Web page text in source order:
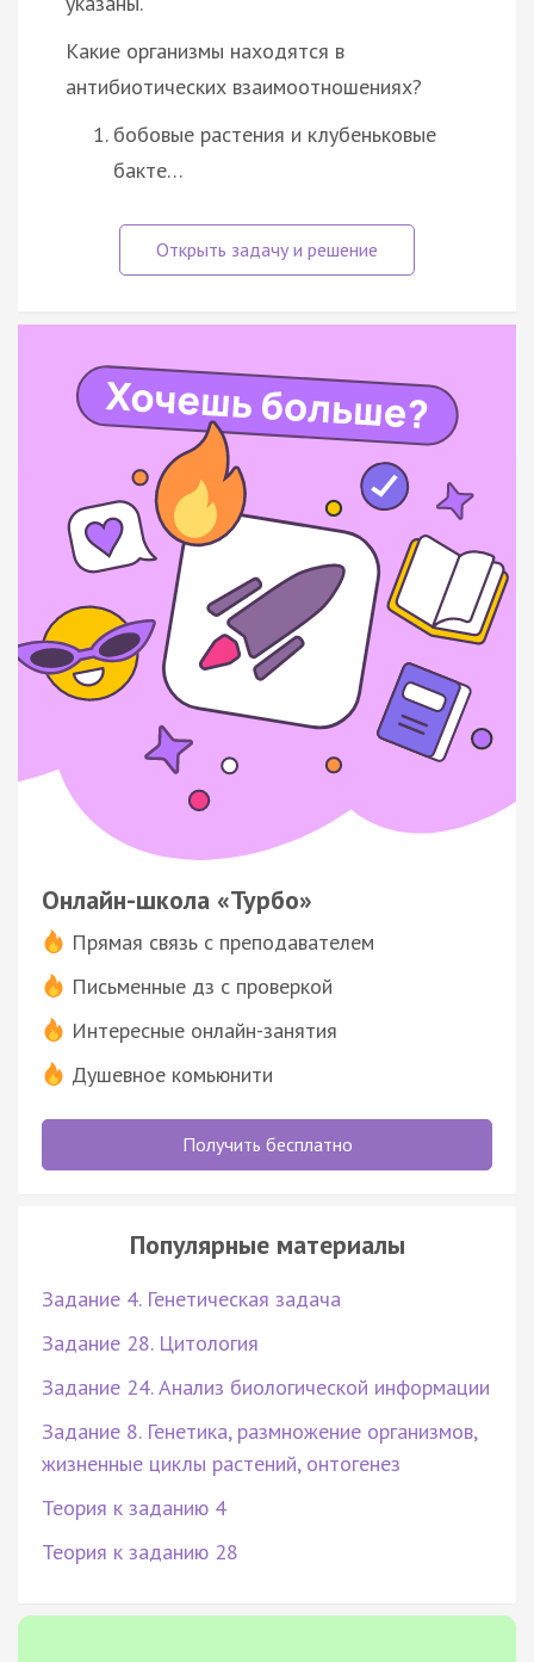
Какие организмы находятся в
антибиотических взаимоотношениях?
бобовые растения и клубеньковые
бакте…
Онлайн-школа «Турбо»
Прямая связь с преподавателем
Письменные дз с проверкой
Интересные онлайн-занятия
Душевное комьюнити
Получить бесплатно
Популярные материалы
Задание 4. Генетическая задача
Задание 28. Цитология
Задание 24. Анализ биологической информации
Задание 8. Генетика, размножение организмов,
жизненные циклы растений, онтогенез
Теория к заданию 4
Теория к заданию 28